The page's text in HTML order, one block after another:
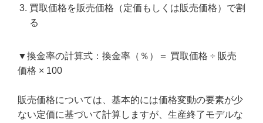
買取価格を販売価格（定価もしくは販売価格）で割
る
▼換金率の計算式：換金率（％）＝ 買取価格 ÷ 販売
価格 × 100
販売価格については、基本的には価格変動の要素が少
ない定価に基づいて計算しますが、生産終了モデルな